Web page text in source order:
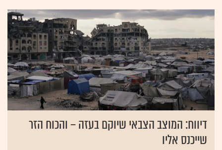
דיווח: המוצב הצבאי שיוקם בעזה – והכוח הזר
שייכנס אליו